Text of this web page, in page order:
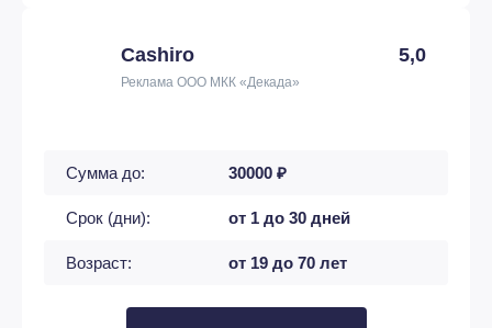
Cashiro 5,0
Реклама ООО МКК «Декада»
Сумма до: 30000 ₽
Срок (дни): от 1 до 30 дней
Возраст: от 19 до 70 лет